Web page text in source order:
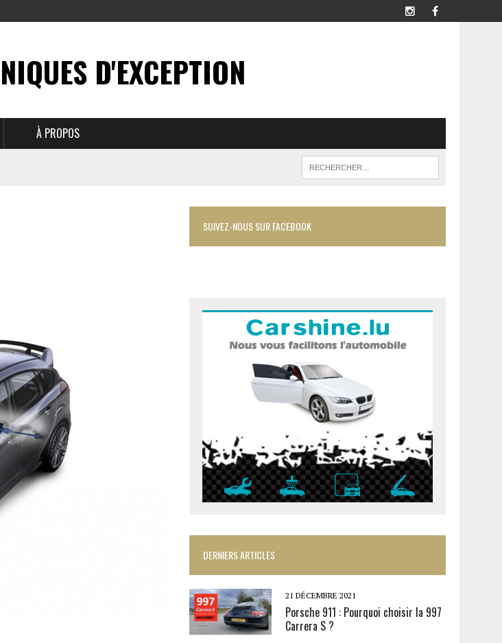
D'EXCEPTION
À PROPOS
SUIVEZ-NOUS SUR FACEBOOK
DERNIERS ARTICLES
21 DÉCEMBRE 2021
Porsche 911 : Pourquoi choisir la 997
Carrera S ?